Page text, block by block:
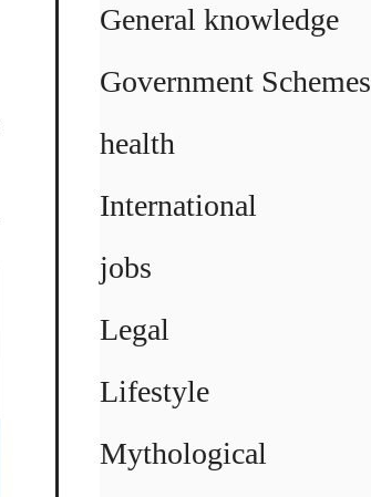
General knowledge
Government Schemes
health
International
jobs
Legal
Lifestyle
Mythological